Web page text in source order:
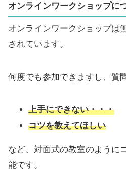
オンラインワークショップに
オンラインワークショップは
されています。
何度でも参加できますし、質
上手にできない・・・
コツを教えてほしい
など、対面式の教室のように
能です。